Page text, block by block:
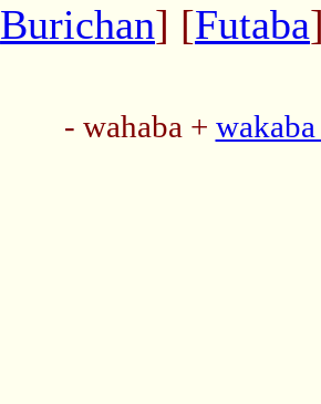
Burichan] [Futaba
- wahaba +